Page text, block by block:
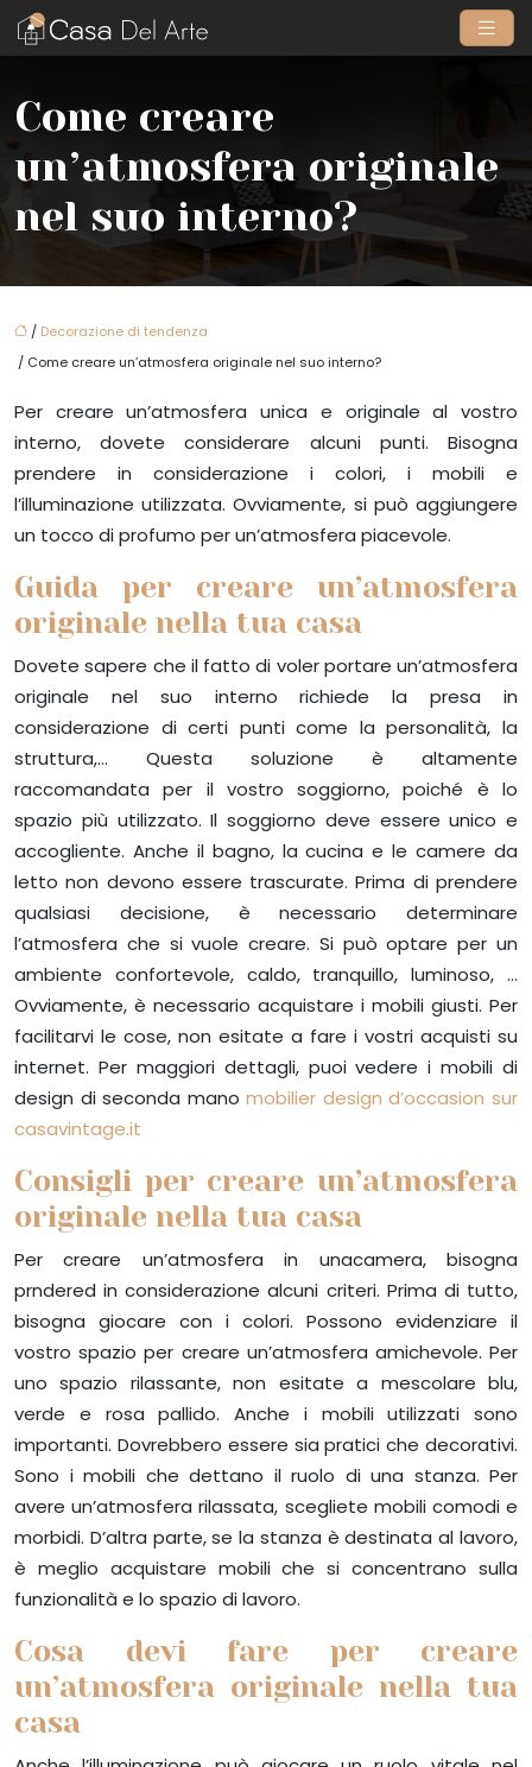
Come creare
un’atmosfera originale
nel suo interno?
/ Decorazione di tendenza
/ Come creare un’atmosfera originale nel suo interno?
Per creare un’atmosfera unica e originale al vostro
interno, dovete considerare alcuni punti. Bisogna
prendere in considerazione i colori, i mobili e
l’illuminazione utilizzata. Ovviamente, si può aggiungere
un tocco di profumo per un’atmosfera piacevole.
Guida per creare un’atmosfera
originale nella tua casa
Dovete sapere che il fatto di voler portare un’atmosfera
originale nel suo interno richiede la presa in
considerazione di certi punti come la personalità, la
struttura,… Questa soluzione è altamente
raccomandata per il vostro soggiorno, poiché è lo
spazio più utilizzato. Il soggiorno deve essere unico e
accogliente. Anche il bagno, la cucina e le camere da
letto non devono essere trascurate. Prima di prendere
qualsiasi decisione, è necessario determinare
l’atmosfera che si vuole creare. Si può optare per un
ambiente confortevole, caldo, tranquillo, luminoso, …
Ovviamente, è necessario acquistare i mobili giusti. Per
facilitarvi le cose, non esitate a fare i vostri acquisti su
internet. Per maggiori dettagli, puoi vedere i mobili di
design di seconda manomobilier design d’occasion sur
casavintage.it
Consigli per creare un’atmosfera
originale nella tua casa
Per creare un’atmosfera in unacamera, bisogna
prndered in considerazione alcuni criteri. Prima di tutto,
bisogna giocare con i colori. Possono evidenziare il
vostro spazio per creare un’atmosfera amichevole. Per
uno spazio rilassante, non esitate a mescolare blu,
verde e rosa pallido. Anche i mobili utilizzati sono
importanti. Dovrebbero essere sia pratici che decorativi.
Sono i mobili che dettano il ruolo di una stanza. Per
avere un’atmosfera rilassata, scegliete mobili comodi e
morbidi. D’altra parte, se la stanza è destinata al lavoro,
è meglio acquistare mobili che si concentrano sulla
funzionalità e lo spazio di lavoro.
Cosa devi fare per creare
un’atmosfera originale nella tua
casa